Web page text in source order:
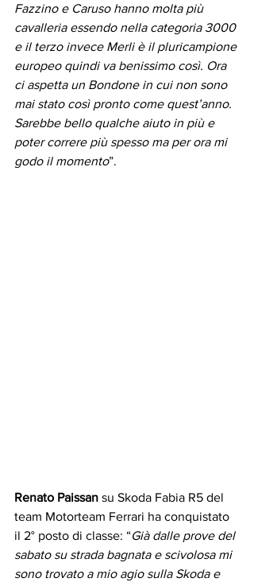
Fazzino e Caruso hanno molta più
cavalleria essendo nella categoria 3000
e il terzo invece Merli è il pluricampione
europeo quindi va benissimo così. Ora
ci aspetta un Bondone in cui non sono
mai stato così pronto come quest’anno.
Sarebbe bello qualche aiuto in più e
poter correre più spesso ma per ora mi
godo il momento”.
Renato Paissan su Skoda Fabia R5 del
team Motorteam Ferrari ha conquistato
il 2° posto di classe: “Già dalle prove del
sabato su strada bagnata e scivolosa mi
sono trovato a mio agio sulla Skoda e